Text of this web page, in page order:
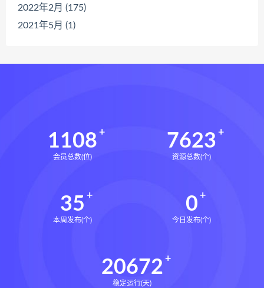
2022年2月 (175)
2021年5月 (1)
1108
会员总数(位)
7623
资源总数(个)
35
本周发布(个)
0
今日发布(个)
20672
稳定运行(天)